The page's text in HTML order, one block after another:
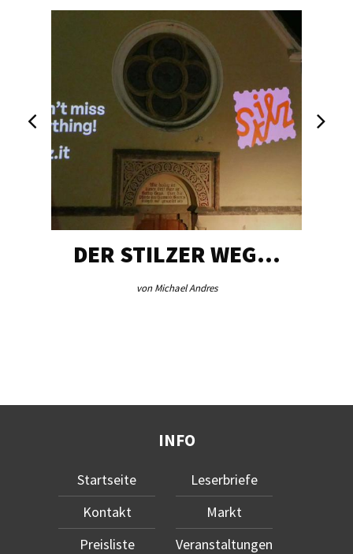
DER STILZER WEG…
von Michael Andres
INFO
Startseite
Kontakt
Preisliste
Leserbriefe
Markt
Veranstaltungen